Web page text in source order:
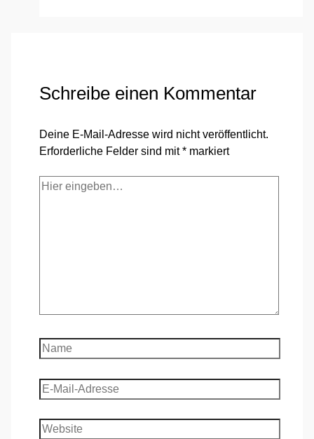
Schreibe einen Kommentar
Deine E-Mail-Adresse wird nicht veröffentlicht.
Erforderliche Felder sind mit* markiert
Hier
Name
E-
Mail-
Adresse
Website